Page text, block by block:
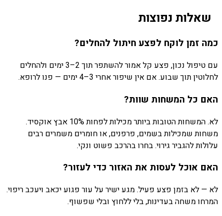
שאלות נפוצות
כמה זמן לוקח לפצע חיתול להחלים?
עם טיפול נכון, פצע קל אמור להשתפר תוך 2–3 ימים ולהחלים
לחלוטין תוך שבוע. אם אין שיפור אחרי 3–4 ימים — פנו לרופא.
האם כל המשחות שוות?
לא. המשחות הטובות ביותר מכילות לפחות 10% אבץ אוקסיד.
משחות שמכילות בשמים, פרפנים, או חומרים משמרים רבים
עלולות להגביר גירוי. בחרו בהרכב פשוט ונקי.
האם אוכל לעסות את האזור כדי לעזור?
לא — לא בזמן פצע פעיל. מגע ישיר על עור פגוע יכאב ויעכב ריפוי.
המרחו משחה בעדינות, בלי ללחוץ ובלי שפשוף.